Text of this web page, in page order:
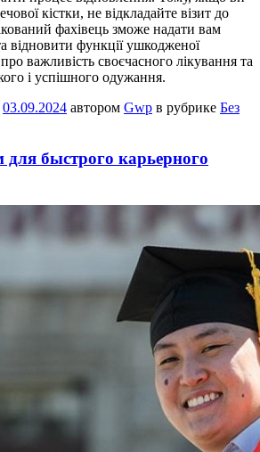
кістки, не відкладайте візит до
фахівець зможе надати вам
відновити функції ушкодженої
важливість своєчасного лікування та
і успішного одужання.
03.09.2024 автором Gwp в рубрике Без
быстрого карьерного